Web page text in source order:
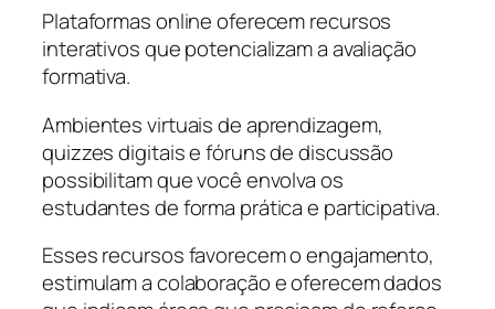
Plataformas online oferecem recursos
interativos que potencializam a avaliação
formativa.
Ambientes virtuais de aprendizagem,
quizzes digitais e fóruns de discussão
possibilitam que você envolva os
estudantes de forma prática e participativa.
Esses recursos favorecem o engajamento,
estimulam a colaboração e oferecem dados